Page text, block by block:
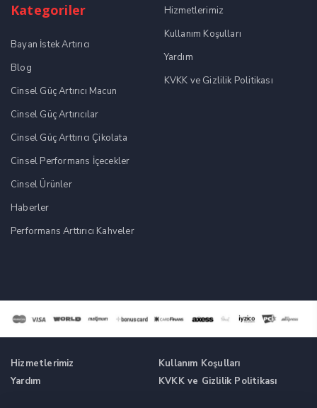
Kategoriler
Bayan İstek Artırıcı
Blog
Cinsel Güç Artırıcı Macun
Cinsel Güç Artırıcılar
Cinsel Güç Arttırıcı Çikolata
Cinsel Performans İçecekler
Cinsel Ürünler
Haberler
Performans Arttırıcı Kahveler
Hizmetlerimiz
Kullanım Koşulları
Yardım
KVKK ve Gizlilik Politikası
Hizmetlerimiz
Kullanım Koşulları
Yardım
KVKK ve Gizlilik Politikası